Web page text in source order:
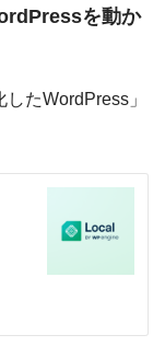
を動か
たWordPress」